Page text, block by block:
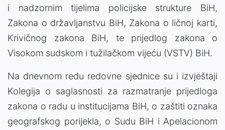
i nadzornim tijelima policijske strukture BiH,
Zakona o državljanstvu BiH, Zakona o ličnoj karti,
Krivičnog zakona BiH, te prijedlog zakona o
Visokom sudskom i tužilačkom vijeću (VSTV) BiH.
Na dnevnom redu redovne sjednice su i izvještaji
Kolegija o saglasnosti za razmatranje prijedloga
zakona o radu u institucijama BiH, o zaštiti oznaka
geografskog porijekla, o Sudu BiH i Apelacionom